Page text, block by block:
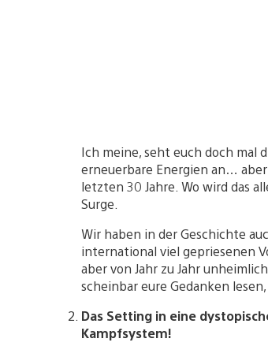
Ich meine, seht euch doch mal
erneuerbare Energien an…
letzten 30 Jahre. Wo wird das
Surge.
Wir haben in der Geschichte
international viel gepriesenen
aber von Jahr zu Jahr
scheinbar eure Gedanken
Das Setting in eine
Kampfsystem!